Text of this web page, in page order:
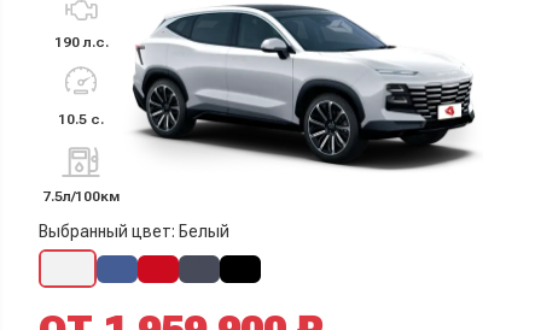
190 л.с.
10.5 с.
7.5л/100км
Выбранный цвет: Белый